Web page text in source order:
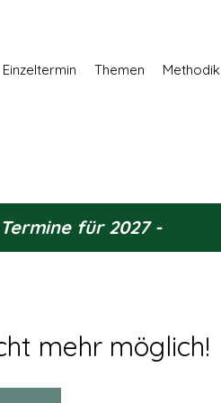
Einzeltermin Themen Methodik
für 2027 -
mehr möglich!